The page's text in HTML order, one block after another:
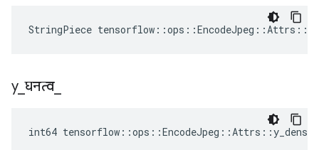
StringPiece
y_घनत्व_
int64